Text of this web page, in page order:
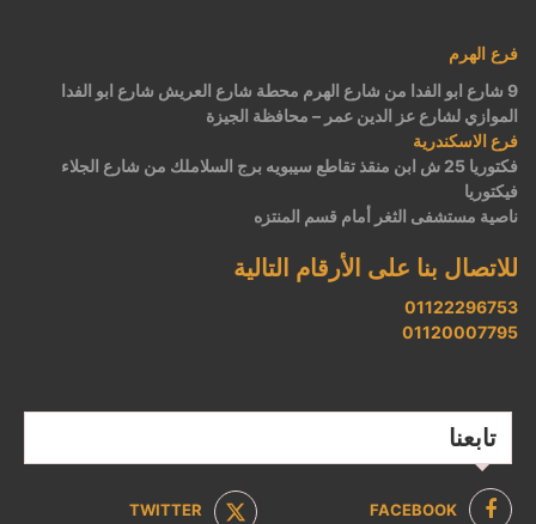
فرع الهرم
9 شارع ابو الفدا من شارع الهرم محطة شارع العريش شارع ابو الفدا
الموازي لشارع عز الدين عمر – محافظة الجيزة
فرع الاسكندرية
فكتوريا 25 ش ابن منقذ تقاطع سيبويه برج السلاملك من شارع الجلاء
فيكتوريا
ناصية مستشفى الثغر أمام قسم المنتزه
للاتصال بنا على الأرقام التالية
01122296753
01120007795
تابعنا
FACEBOOK
TWITTER